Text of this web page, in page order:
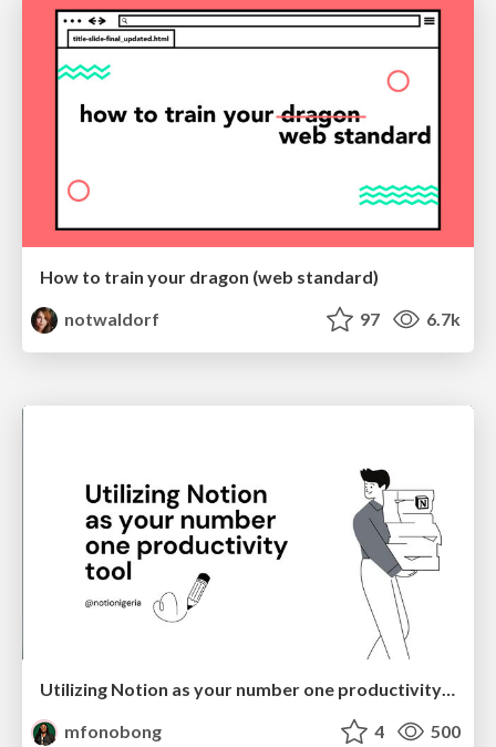
How to train your dragon (web standard)
notwaldorf
97 6.7k
Utilizing Notion as your number one productivity tool
mfonobong
4 500